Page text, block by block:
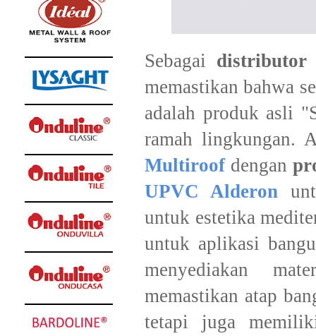
​Sebagai distributor
memastikan bahwa
adalah produk asli
ramah lingkungan.
Multiroofdengan
UPVC Alderon
untuk estetika
untuk aplikasi
menyediakan
memastikan atap
tetapi juga